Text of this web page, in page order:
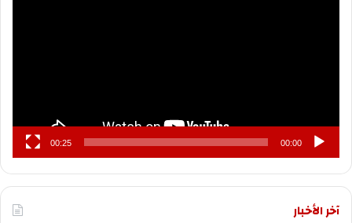
00:00
00:25
آخر الأخبار